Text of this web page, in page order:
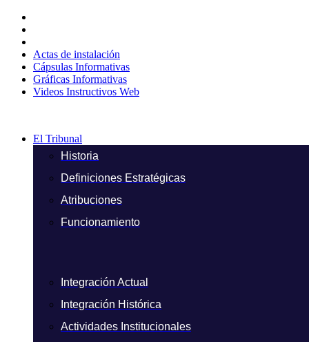
contenido
Actas de instalación
Cápsulas Informativas
Gráficas Informativas
Videos Instructivos Web
El Tribunal
Historia
Definiciones Estratégicas
Atribuciones
Funcionamiento
Integración Actual
Integración Histórica
Actividades Institucionales